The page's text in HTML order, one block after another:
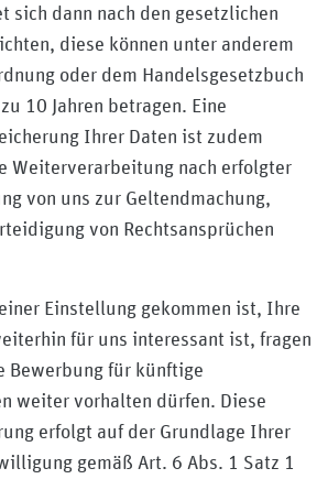
sich dann nach den gesetzlichen
diese können unter anderem
oder dem Handelsgesetzbuch
10 Jahren betragen. Eine
Ihrer Daten ist zudem
Weiterverarbeitung nach erfolgter
von uns zur Geltendmachung,
von Rechtsansprüchen
Einstellung gekommen ist, Ihre
für uns interessant ist, fragen
Bewerbung für künftige
weiter vorhalten dürfen. Diese
erfolgt auf der Grundlage Ihrer
gemäß Art. 6 Abs. 1 Satz 1